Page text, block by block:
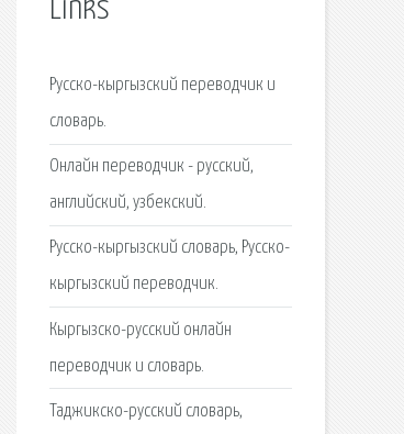
Links
Русско-кыргызский переводчик и
словарь.
Онлайн переводчик - русский,
английский, узбекский.
Русско-кыргызский словарь, Русско-
кыргызский переводчик.
Кыргызско-русский онлайн
переводчик и словарь.
Таджикско-русский словарь,